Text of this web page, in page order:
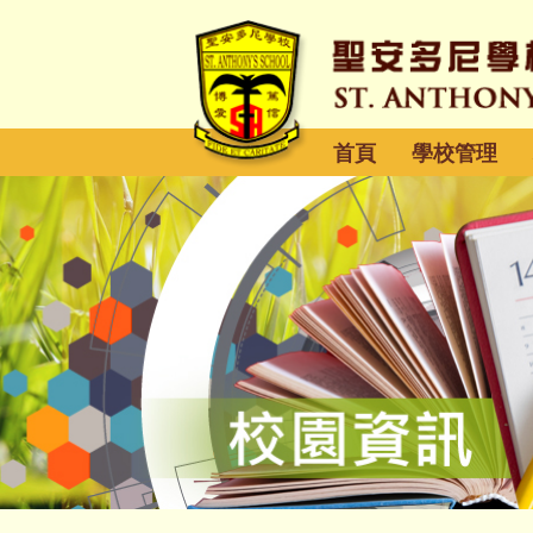
首頁 學校管理